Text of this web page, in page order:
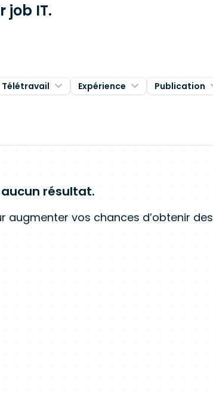
job IT.
Télétravail Expérience Publication
résultat.
vos chances d’obtenir des